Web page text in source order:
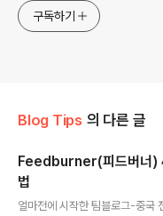
구독하기
Blog Tips 의 다른 글
Feedburner(피드버너)
법
얼마전에 시작한 팀블로그-중국